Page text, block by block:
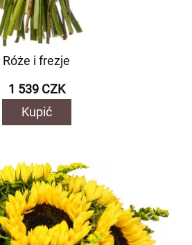
Róże i frezje
1 539 CZK
Kupić